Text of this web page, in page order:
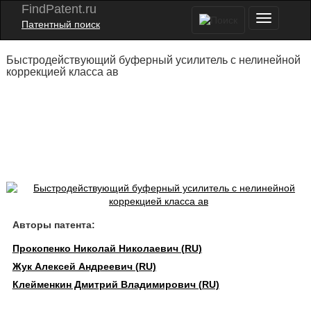
FindPatent.ru
Патентный поиск
Быстродействующий буферный усилитель с нелинейной
коррекцией класса ав
Авторы патента:
Прокопенко Николай Николаевич (RU)
Жук Алексей Андреевич (RU)
Клейменкин Дмитрий Владимирович (RU)